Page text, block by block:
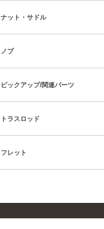
ナット・サドル
ノブ
ピックアップ/関連パーツ
トラスロッド
フレット